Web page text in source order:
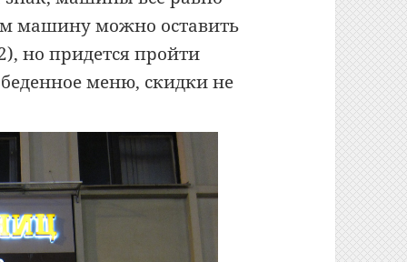
машину можно оставить
но придется пройти
меню, скидки не